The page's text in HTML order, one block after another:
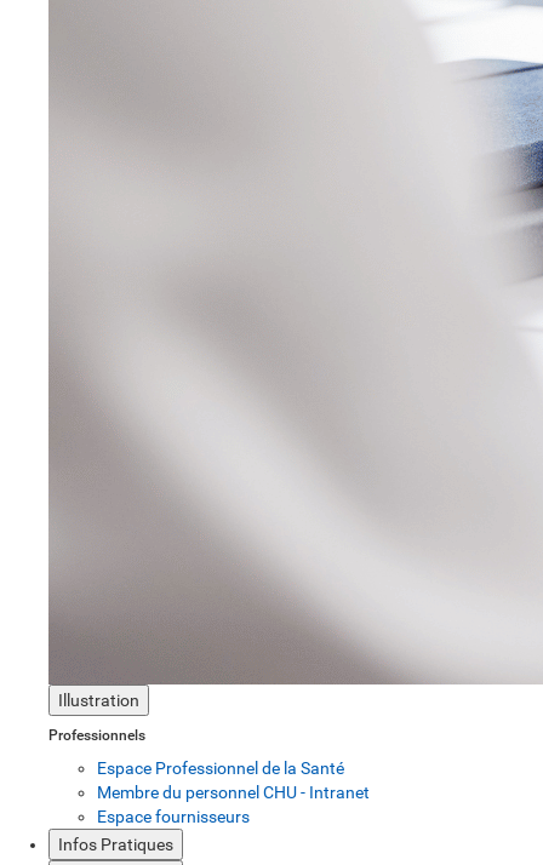
Illustration
Professionnels
Espace Professionnel de la Santé
Membre du personnel CHU - Intranet
Espace fournisseurs
Infos Pratiques